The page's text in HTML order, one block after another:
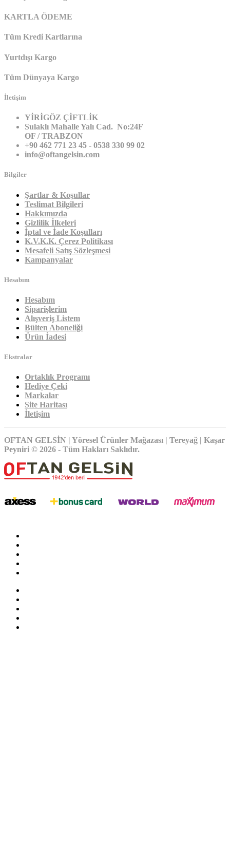
KARTLA ÖDEME
Tüm Kredi Kartlarına
Yurtdışı Kargo
Tüm Dünyaya Kargo
İletişim
YİRİGÖZ ÇİFTLİK
Sulaklı Mahalle Yalı Cad. No:24F
OF / TRABZON
+90 462 771 23 45 - 0538 330 99 02
info@oftangelsin.com
Bilgiler
Şartlar & Koşullar
Teslimat Bilgileri
Hakkımızda
Gizlilik İlkeleri
İptal ve İade Koşulları
K.V.K.K. Çerez Politikası
Mesafeli Satış Sözleşmesi
Kampanyalar
Hesabım
Hesabım
Siparişlerim
Alışveriş Listem
Bülten Aboneliği
Ürün İadesi
Ekstralar
Ortaklık Programı
Hediye Çeki
Markalar
Site Haritası
İletişim
OFTAN GELSİN | Yöresel Ürünler Mağazası | Tereyağ | Kaşar
Peyniri © 2026 - Tüm Hakları Saklıdır.